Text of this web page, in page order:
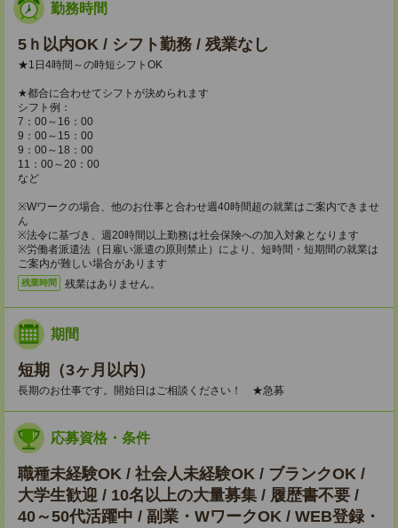
勤務時間
5ｈ以内OK / シフト勤務 / 残業なし
★1日4時間～の時短シフトOK
★都合に合わせてシフトが決められます
シフト例：
7：00～16：00
9：00～15：00
9：00～18：00
11：00～20：00
など
※Wワークの場合、他のお仕事と合わせ週40時間超の就業はご案内できませ
ん
※法令に基づき、週20時間以上勤務は社会保険への加入対象となります
※労働者派遣法（日雇い派遣の原則禁止）により、短時間・短期間の就業は
ご案内が難しい場合があります
残業時間 残業はありません。
期間
短期（3ヶ月以内）
長期のお仕事です。開始日はご相談ください！ ★急募
応募資格・条件
職種未経験OK / 社会人未経験OK / ブランクOK /
大学生歓迎 / 10名以上の大量募集 / 履歴書不要 /
40～50代活躍中 / 副業・WワークOK / WEB登録・